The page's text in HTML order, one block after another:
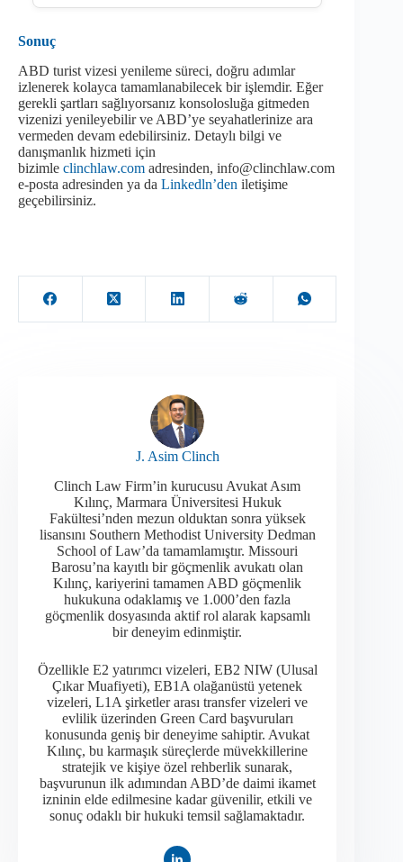
Sonuç
ABD turist vizesi yenileme süreci, doğru adımlar
izlenerek kolayca tamamlanabilecek bir işlemdir. Eğer
gerekli şartları sağlıyorsanız konsolosluğa gitmeden
vizenizi yenileyebilir ve ABD’ye seyahatlerinize ara
vermeden devam edebilirsiniz. Detaylı bilgi ve
danışmanlık hizmeti için
bizimle clinchlaw.com adresinden, info@clinchlaw.com
e-posta adresinden ya da Linkedln’den iletişime
geçebilirsiniz.
J. Asim Clinch
Clinch Law Firm’in kurucusu Avukat Asım
Kılınç, Marmara Üniversitesi Hukuk
Fakültesi’nden mezun olduktan sonra yüksek
lisansını Southern Methodist University Dedman
School of Law’da tamamlamıştır. Missouri
Barosu’na kayıtlı bir göçmenlik avukatı olan
Kılınç, kariyerini tamamen ABD göçmenlik
hukukuna odaklamış ve 1.000’den fazla
göçmenlik dosyasında aktif rol alarak kapsamlı
bir deneyim edinmiştir.​
Özellikle E2 yatırımcı vizeleri, EB2 NIW (Ulusal
Çıkar Muafiyeti), EB1A olağanüstü yetenek
vizeleri, L1A şirketler arası transfer vizeleri ve
evlilik üzerinden Green Card başvuruları
konusunda geniş bir deneyime sahiptir. Avukat
Kılınç, bu karmaşık süreçlerde müvekkillerine
stratejik ve kişiye özel rehberlik sunarak,
başvurunun ilk adımından ABD’de daimi ikamet
izninin elde edilmesine kadar güvenilir, etkili ve
sonuç odaklı bir hukuki temsil sağlamaktadır.